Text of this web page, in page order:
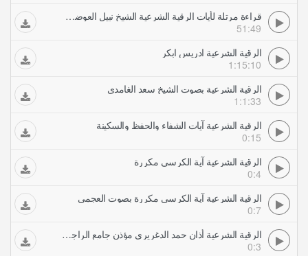
قراءة مرتلة لأيات الرقية الشرعية الشيخ نبيل العوضي خطب ودروس
51:49
الرقية الشرعية ادريس ابكر
1:15:10
الرقية الشرعية بصوت الشيخ سعد الغامدي
1:1:33
الرقية الشرعية آيات الشفاء والحفظ والسكينة
0:15
الرقية الشرعية آية الكرسي مكررة
0:4
الرقية الشرعية آية الكرسي مكررة بصوت العجمي
0:7
الرقية الشرعية أذان حمد الدغريري مؤذن جامع الراجحي بالرياض
0:3